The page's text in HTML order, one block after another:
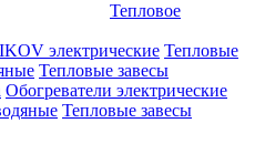
Тепловое
электрические Тепловые
Тепловые завесы
Обогреватели электрические
Тепловые завесы